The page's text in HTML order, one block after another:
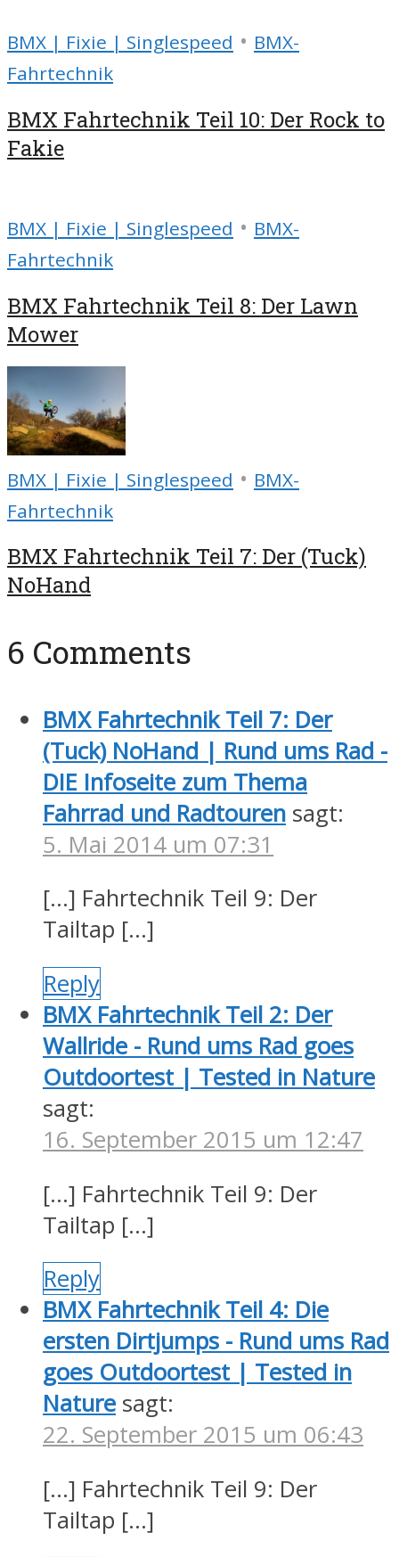
BMX | Fixie | Singlespeed • BMX-
Fahrtechnik
BMX Fahrtechnik Teil 10: Der Rock to
Fakie
BMX | Fixie | Singlespeed • BMX-
Fahrtechnik
BMX Fahrtechnik Teil 8: Der Lawn
Mower
BMX | Fixie | Singlespeed • BMX-
Fahrtechnik
BMX Fahrtechnik Teil 7: Der (Tuck)
NoHand
6 Comments
BMX Fahrtechnik Teil 7: Der
(Tuck) NoHand | Rund ums Rad -
DIE Infoseite zum Thema
Fahrrad und Radtouren sagt:
5. Mai 2014 um 07:31
[…] Fahrtechnik Teil 9: Der
Tailtap […]
Reply
BMX Fahrtechnik Teil 2: Der
Wallride - Rund ums Rad goes
Outdoortest | Tested in Nature
sagt:
16. September 2015 um 12:47
[…] Fahrtechnik Teil 9: Der
Tailtap […]
Reply
BMX Fahrtechnik Teil 4: Die
ersten Dirtjumps - Rund ums Rad
goes Outdoortest | Tested in
Nature sagt:
22. September 2015 um 06:43
[…] Fahrtechnik Teil 9: Der
Tailtap […]